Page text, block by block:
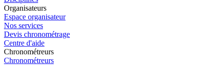
Organisateurs
Espace organisateur
Nos services
Devis chronométrage
Centre d'aide
Chronométreurs
Chronométreurs